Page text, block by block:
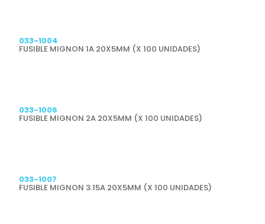
033-1004
FUSIBLE MIGNON 1A 20X5MM (X 100 UNIDADES)
033-1006
FUSIBLE MIGNON 2A 20X5MM (X 100 UNIDADES)
033-1007
FUSIBLE MIGNON 3.15A 20X5MM (X 100 UNIDADES)